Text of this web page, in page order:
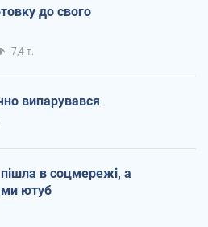
до свого
7,4 т.
випарувався
пішла в соцмережі, а
ютуб